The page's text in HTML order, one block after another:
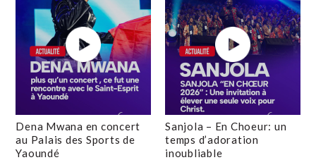
Dena Mwana en concert
au Palais des Sports de
Yaoundé
Sanjola – En Choeur: un
temps d’adoration
inoubliable